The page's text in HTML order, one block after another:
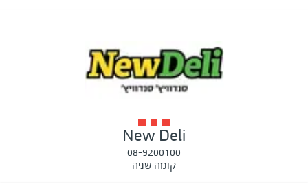
New Deli
08-9200100
קומה שניה